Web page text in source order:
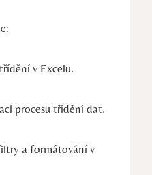
v Excelu.
procesu třídění dat.
a formátování v